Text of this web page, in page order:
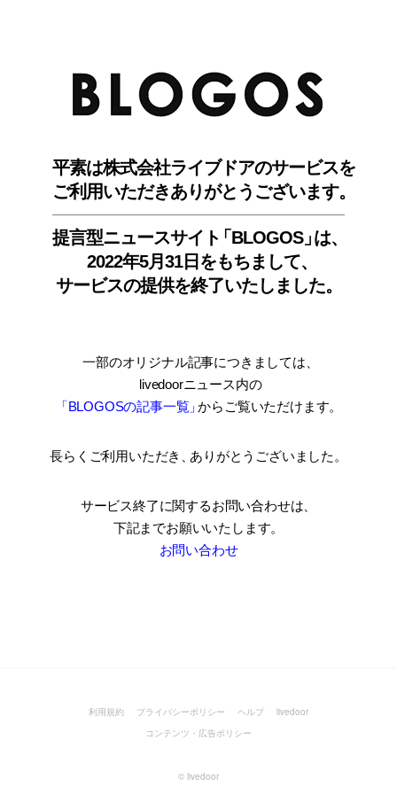
平素は株式会社ライブドアのサービスを
ご利用いただきありがとうございます。
提言型ニュースサイ ト「BLOGOS」は、
2022年5月31日をもちまして、
サービスの提供を終了いたしました。
一部のオリジナル記事につきましては
livedoorニュース内の
「BLOGOSの記事一覧」からご覧いただけます。
長らくご利用いただき ありがとうございました。
サービス終了に関するお問い合わせは、
下記までお願いいたします。
お問い合わせ
利用規約 プライバシーポリシー ヘルプ
livedoor
コンテンツ・広告ポリシー
© livedoor